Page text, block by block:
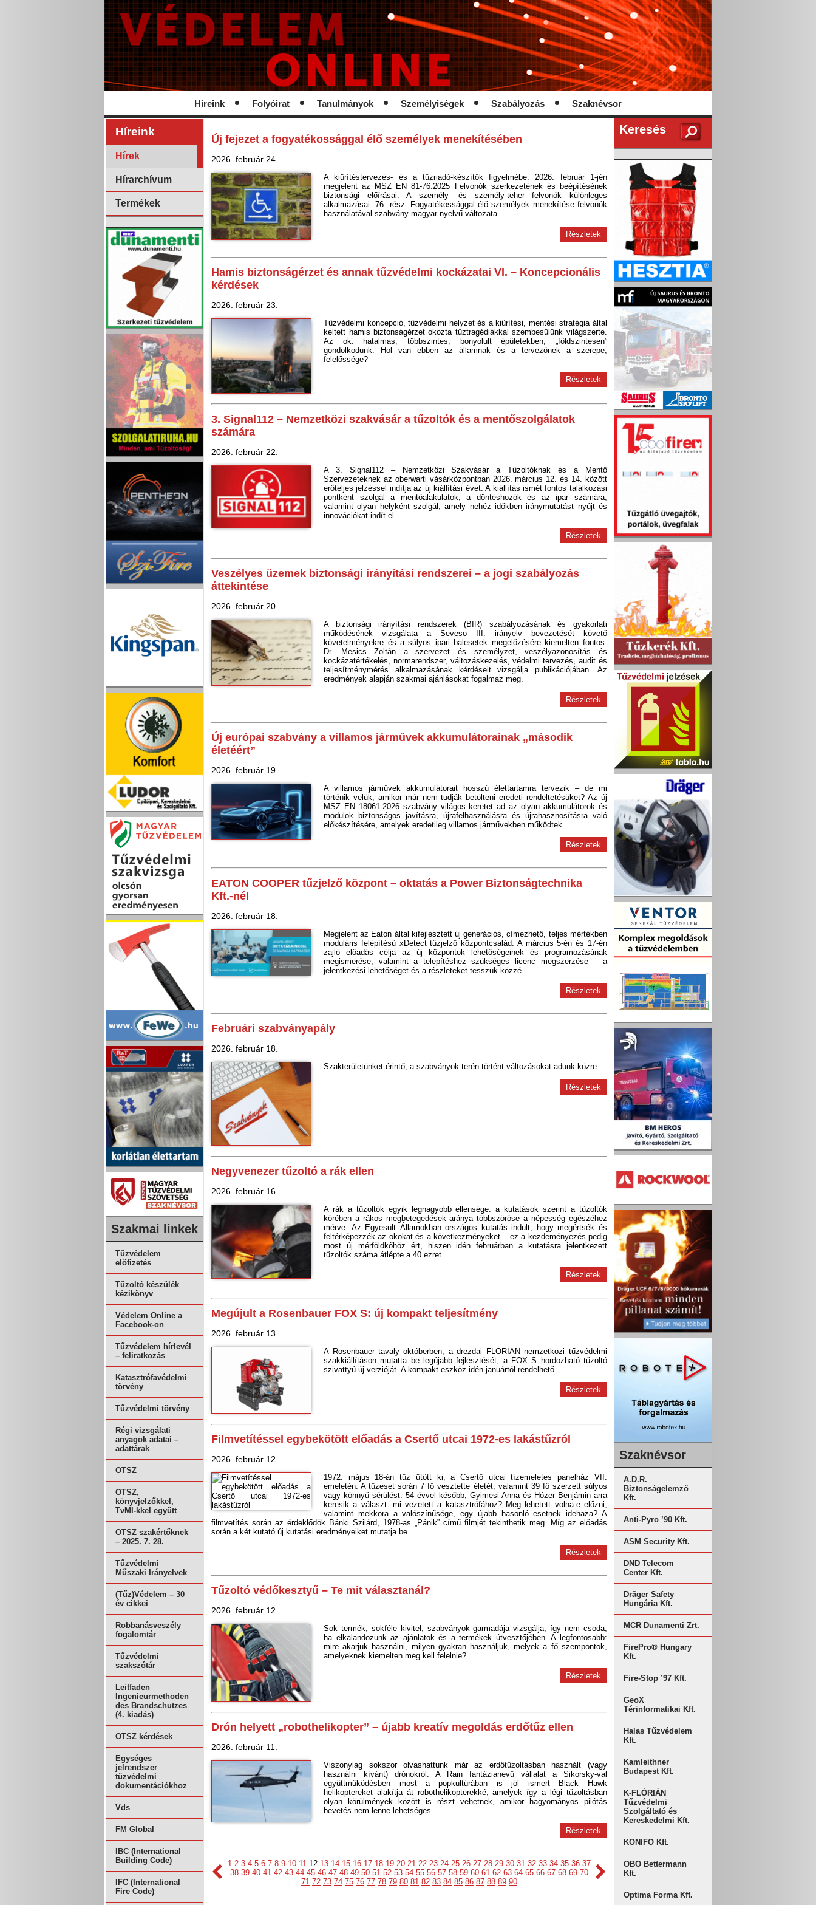
Híreink Folyóirat Tanulmányok Személyiségek Szabályozás Szaknévsor
Híreink
Hírek
Hírarchívum
Termékek
Szakmai linkek
Tűzvédelem
előfizetés
Tűzoltó készülék
kézikönyv
Védelem Online a
Facebook-on
Tűzvédelem hírlevél
– feliratkozás
Katasztrófavédelmi
törvény
Tűzvédelmi törvény
Régi vizsgálati
anyagok adatai –
adattárak
OTSZ
OTSZ,
könyvjelzőkkel,
TvMI-kkel együtt
OTSZ szakértőknek
– 2025. 7. 28.
Tűzvédelmi
Műszaki Irányelvek
(Tűz)Védelem – 30
év cikkei
Robbanásveszély
fogalomtár
Tűzvédelmi
szakszótár
Leitfaden
Ingenieurmethoden
des Brandschutzes
(4. kiadás)
OTSZ kérdések
Egységes
jelrendszer
tűzvédelmi
dokumentációkhoz
Vds
FM Global
IBC (International
Building Code)
IFC (International
Fire Code)
Új fejezet a fogyatékossággal élő személyek menekítésében
2026. február 24.
A kiürítéstervezés- és a tűzriadó-készítők figyelmébe. 2026. február 1-jén
megjelent az MSZ EN 81-76:2025 Felvonók szerkezetének és beépítésének
biztonsági előírásai. A személy- és személy-teher felvonók különleges
alkalmazásai. 76. rész: Fogyatékossággal élő személyek menekítése felvonók
használatával szabvány magyar nyelvű változata.
Részletek
Hamis biztonságérzet és annak tűzvédelmi kockázatai VI. – Koncepcionális
kérdések
2026. február 23.
Tűzvédelmi koncepció, tűzvédelmi helyzet és a kiürítési, mentési stratégia által
keltett hamis biztonságérzet okozta tűztragédiákkal szembesülünk világszerte.
Az ok: hatalmas, többszintes, bonyolult épületekben, „földszintesen”
gondolkodunk. Hol van ebben az államnak és a tervezőnek a szerepe,
felelőssége?
Részletek
3. Signal112 – Nemzetközi szakvásár a tűzoltók és a mentőszolgálatok
számára
2026. február 22.
A 3. Signal112 – Nemzetközi Szakvásár a Tűzoltóknak és a Mentő
Szervezeteknek az oberwarti vásárközpontban 2026. március 12. és 14. között
erőteljes jelzéssel indítja az új kiállítási évet. A kiállítás ismét fontos találkozási
pontként szolgál a mentőalakulatok, a döntéshozók és az ipar számára,
valamint olyan helyként szolgál, amely nehéz időkben iránymutatást nyújt és
innovációkat indít el.
Részletek
Veszélyes üzemek biztonsági irányítási rendszerei – a jogi szabályozás
áttekintése
2026. február 20.
A biztonsági irányítási rendszerek (BIR) szabályozásának és gyakorlati
működésének vizsgálata a Seveso III. irányelv bevezetését követő
követelményekre és a súlyos ipari balesetek megelőzésére kiemelten fontos.
Dr. Mesics Zoltán a szervezet és személyzet, veszélyazonosítás és
kockázatértékelés, normarendszer, változáskezelés, védelmi tervezés, audit és
teljesítménymérés alkalmazásának kérdéseit vizsgálja publikációjában. Az
eredmények alapján szakmai ajánlásokat fogalmaz meg.
Részletek
Új európai szabvány a villamos járművek akkumulátorainak „második
életéért”
2026. február 19.
A villamos járművek akkumulátorait hosszú élettartamra tervezik – de mi
történik velük, amikor már nem tudják betölteni eredeti rendeltetésüket? Az új
MSZ EN 18061:2026 szabvány világos keretet ad az olyan akkumulátorok és
modulok biztonságos javításra, újrafelhasználásra és újrahasznosításra való
előkészítésére, amelyek eredetileg villamos járművekben működtek.
Részletek
EATON COOPER tűzjelző központ – oktatás a Power Biztonságtechnika
Kft.-nél
2026. február 18.
Megjelent az Eaton által kifejlesztett új generációs, címezhető, teljes mértékben
moduláris felépítésű xDetect tűzjelző központcsalád. A március 5-én és 17-én
zajló előadás célja az új központok lehetőségeinek és programozásának
megismerése, valamint a telepítéshez szükséges licenc megszerzése – a
jelentkezési lehetőséget és a részleteket tesszük közzé.
Részletek
Februári szabványapály
2026. február 18.
Szakterületünket érintő, a szabványok terén történt változásokat adunk közre.
Részletek
Negyvenezer tűzoltó a rák ellen
2026. február 16.
A rák a tűzoltók egyik legnagyobb ellensége: a kutatások szerint a tűzoltók
körében a rákos megbetegedések aránya többszöröse a népesség egészéhez
mérve. Az Egyesült Államokban országos kutatás indult, hogy megértsék és
feltérképezzék az okokat és a következményeket – ez a kezdeményezés pedig
most új mérföldkőhöz ért, hiszen idén februárban a kutatásra jelentkezett
tűzoltók száma átlépte a 40 ezret.
Részletek
Megújult a Rosenbauer FOX S: új kompakt teljesítmény
2026. február 13.
A Rosenbauer tavaly októberben, a drezdai FLORIAN nemzetközi tűzvédelmi
szakkiállításon mutatta be legújabb fejlesztését, a FOX S hordozható tűzoltó
szivattyú új verzióját. A kompakt eszköz idén januártól rendelhető.
Részletek
Filmvetítéssel egybekötött előadás a Csertő utcai 1972-es lakástűzról
2026. február 12.
1972. május 18-án tűz ütött ki, a Csertő utcai tízemeletes panelház VII.
emeletén. A tűzeset során 7 fő vesztette életét, valamint 39 fő szerzett súlyos
vagy könnyű sérülést. 54 évvel később, Gyimesi Anna és Hózer Benjámin arra
keresik a választ: mi vezetett a katasztrófához? Meg lehetett volna-e előzni,
valamint mekkora a valószínűsége, egy újabb hasonló esetnek idehaza? A
filmvetítés során az érdeklődök Bánki Szilárd, 1978-as „Pánik” című filmjét tekinthetik meg. Míg az előadás
során a két kutató új kutatási eredményeiket mutatja be.
Részletek
Tűzoltó védőkesztyű – Te mit választanál?
2026. február 12.
Sok termék, sokféle kivitel, szabványok garmadája vizsgálja, így nem csoda,
ha elkalandozunk az ajánlatok és a termékek útvesztőjében. A legfontosabb:
mire akarjuk használni, milyen gyakran használjuk, melyek a fő szempontok,
amelyeknek kiemelten meg kell felelnie?
Részletek
Drón helyett „robothelikopter” – újabb kreatív megoldás erdőtűz ellen
2026. február 11.
Viszonylag sokszor olvashattunk már az erdőtűzoltásban használt (vagy
használni kívánt) drónokról. A Rain fantázianevű vállalat a Sikorsky-val
együttműködésben most a popkultúrában is jól ismert Black Hawk
helikoptereket alakítja át robothelikopterekké, amelyek így a légi tűzoltásban
olyan körülmények között is részt vehetnek, amikor hagyományos pilótás
bevetés nem lenne lehetséges.
Részletek
1 2 3 4 5 6 7 8 9 10 11 12 13 14 15 16 17 18 19 20 21 22 23 24 25 26 27 28 29 30 31 32 33 34 35 36 37
38 39 40 41 42 43 44 45 46 47 48 49 50 51 52 53 54 55 56 57 58 59 60 61 62 63 64 65 66 67 68 69 70
71 72 73 74 75 76 77 78 79 80 81 82 83 84 85 86 87 88 89 90
Keresés
Szaknévsor
A.D.R.
Biztonságelemző
Kft.
Anti-Pyro ’90 Kft.
ASM Security Kft.
DND Telecom
Center Kft.
Dräger Safety
Hungária Kft.
MCR Dunamenti Zrt.
FirePro® Hungary
Kft.
Fire-Stop ’97 Kft.
GeoX
Térinformatikai Kft.
Halas Tűzvédelem
Kft.
Kamleithner
Budapest Kft.
K-FLÓRIÁN
Tűzvédelmi
Szolgáltató és
Kereskedelmi Kft.
KONIFO Kft.
OBO Bettermann
Kft.
Optima Forma Kft.